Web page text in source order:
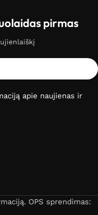
pirmas
apie naujienas ir
OPS sprendimas: